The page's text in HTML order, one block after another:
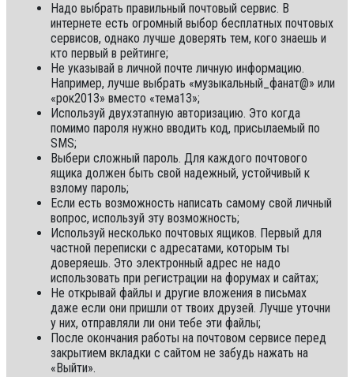
Надо выбрать правильный почтовый сервис. В
интернете есть огромный выбор бесплатных почтовых
сервисов, однако лучше доверять тем, кого знаешь и
кто первый в рейтинге;
Не указывай в личной почте личную информацию.
Например, лучше выбрать «музыкальный_фанат@» или
«рок2013» вместо «тема13»;
Используй двухэтапную авторизацию. Это когда
помимо пароля нужно вводить код, присылаемый по
SMS;
Выбери сложный пароль. Для каждого почтового
ящика должен быть свой надежный, устойчивый к
взлому пароль;
Если есть возможность написать самому свой личный
вопрос, используй эту возможность;
Используй несколько почтовых ящиков. Первый для
частной переписки с адресатами, которым ты
доверяешь. Это электронный адрес не надо
использовать при регистрации на форумах и сайтах;
Не открывай файлы и другие вложения в письмах
даже если они пришли от твоих друзей. Лучше уточни
у них, отправляли ли они тебе эти файлы;
После окончания работы на почтовом сервисе перед
закрытием вкладки с сайтом не забудь нажать на
«Выйти».